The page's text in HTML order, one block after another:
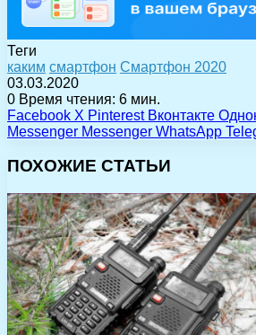
Теги
каким смартфон Смартфон 2020
03.03.2020
0 Время чтения: 6 мин.
Facebook X Pinterest Вконтакте
Messenger Messenger WhatsApp
ПОХОЖИЕ СТАТЬИ